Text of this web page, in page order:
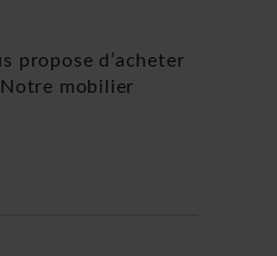
propose d’acheter
mobilier